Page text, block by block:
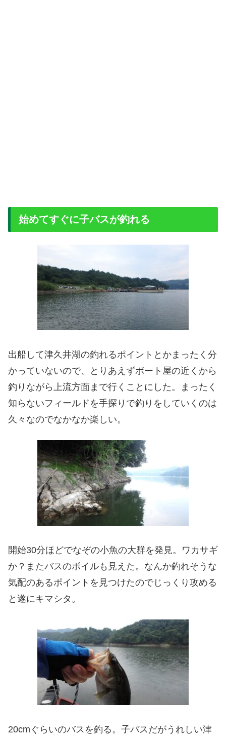
始めてすぐに子バスが釣れる
出船して津久井湖の釣れるポイントとかまったく分
かっていないので、とりあえずボート屋の近くから
釣りながら上流方面まで行くことにした。まったく
知らないフィールドを手探りで釣りをしていくのは
久々なのでなかなか楽しい。
開始30分ほどでなぞの小魚の大群を発見。ワカサギ
か？またバスのボイルも見えた。なんか釣れそうな
気配のあるポイントを見つけたのでじっくり攻める
と遂にキマシタ。
20cmぐらいのバスを釣る。子バスだがうれしい津